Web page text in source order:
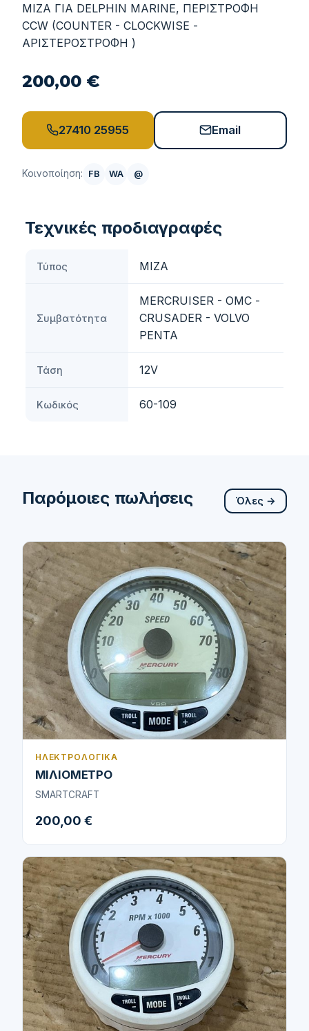
ΜΙΖΑ ΓΙΑ DELPHIN MARINE, ΠΕΡΙΣΤΡΟΦΗ
CCW (COUNTER - CLOCKWISE -
ΑΡΙΣΤΕΡΟΣΤΡΟΦΗ )
200,00 €
27410 25955 Email
Κοινοποίηση: FB WA @
Τεχνικές προδιαγραφές
Τύπος ΜΙΖΑ
Συμβατότητα
MERCRUISER - OMC -
CRUSADER - VOLVO
PENTA
Τάση 12V
Κωδικός 60-109
Παρόμοιες πωλήσεις Όλες →
ΗΛΕΚΤΡΟΛΟΓΙΚΆ
ΜΙΛΙΟΜΕΤΡΟ
SMARTCRAFT
200,00 €